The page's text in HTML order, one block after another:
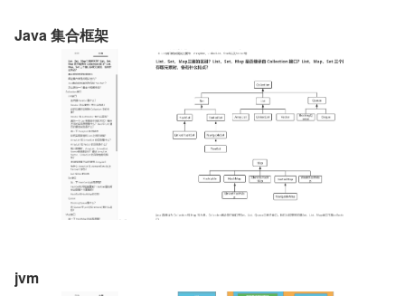
Java 集合框架
jvm